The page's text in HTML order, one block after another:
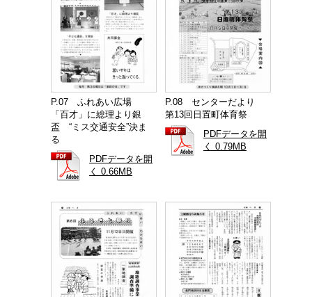
P.07 ふれあい広場
「百才」に総理より銀
盃 “ミス交通安全”決ま
る
PDFデータを開
く 0.66MB
P.08 センターだより
第13回日置町体育祭
PDFデータを開
く 0.79MB